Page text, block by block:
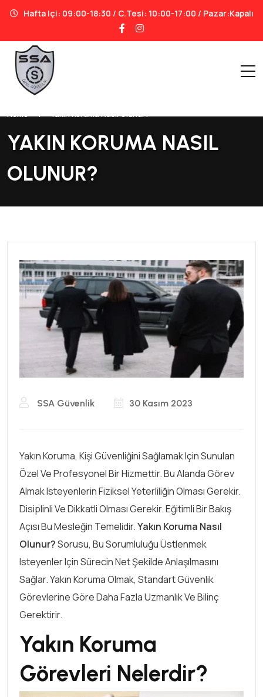
Hafta Içi: 09:00-18:30 / C.tesi: 10:00-17:00 / Pazar:Kapalı
Home | Yakın Koruma Nasıl Olunur?
YAKIN KORUMA NASIL
OLUNUR?
SSA Güvenlik 30 Kasım 2023
Yakın Koruma, Kişi Güvenliğini Sağlamak Için Sunulan
Özel Ve Profesyonel Bir Hizmettir. Bu Alanda Görev
Almak Isteyenlerin Fiziksel Yeterliliğin Olması Gerekir.
Disiplinli Ve Dikkatli Olması Gerekir. Eğitimli Bir Bakış
Açısı Bu Mesleğin Temelidir.Yakın Koruma Nasıl
Olunur?Sorusu, Bu Sorumluluğu Üstlenmek
Isteyenler Için Sürecin Net Şekilde Anlaşılmasını
Sağlar. Yakın Koruma Olmak, Standart Güvenlik
Görevlerine Göre Daha Fazla Uzmanlık Ve Bilinç
Gerektirir.
Yakın Koruma
Görevleri Nelerdir?